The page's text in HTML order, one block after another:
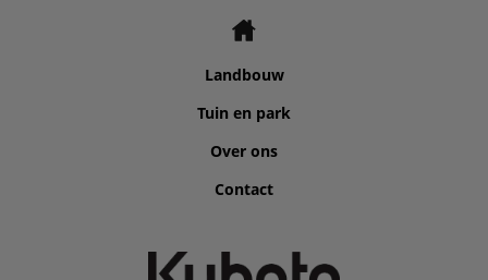
Landbouw
Tuin en park
Over ons
Contact